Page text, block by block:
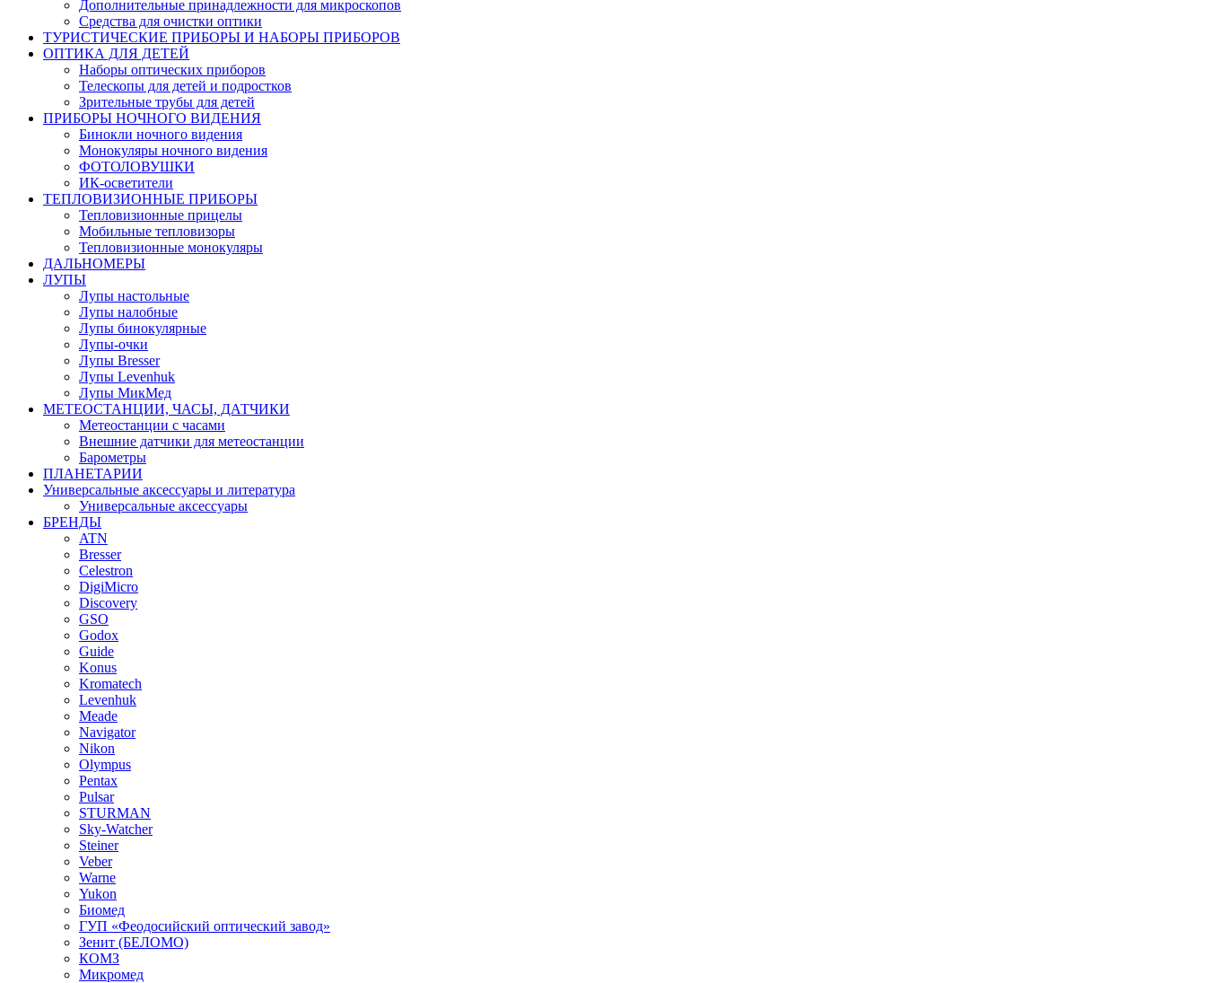
Дополнительные принадлежности для микроскопов
Средства для очистки оптики
ТУРИСТИЧЕСКИЕ ПРИБОРЫ И НАБОРЫ ПРИБОРОВ
ОПТИКА ДЛЯ ДЕТЕЙ
Наборы оптических приборов
Телескопы для детей и подростков
Зрительные трубы для детей
ПРИБОРЫ НОЧНОГО ВИДЕНИЯ
Бинокли ночного видения
Монокуляры ночного видения
ФОТОЛОВУШКИ
ИК-осветители
ТЕПЛОВИЗИОННЫЕ ПРИБОРЫ
Тепловизионные прицелы
Мобильные тепловизоры
Тепловизионные монокуляры
ДАЛЬНОМЕРЫ
ЛУПЫ
Лупы настольные
Лупы налобные
Лупы бинокулярные
Лупы-очки
Лупы Bresser
Лупы Levenhuk
Лупы МикМед
МЕТЕОСТАНЦИИ, ЧАСЫ, ДАТЧИКИ
Метеостанции с часами
Внешние датчики для метеостанции
Барометры
ПЛАНЕТАРИИ
Универсальные аксессуары и литература
Универсальные аксессуары
БРЕНДЫ
ATN
Bresser
Celestron
DigiMicro
Discovery
GSO
Godox
Guide
Konus
Kromatech
Levenhuk
Meade
Navigator
Nikon
Olympus
Pentax
Pulsar
STURMAN
Sky-Watcher
Steiner
Veber
Warne
Yukon
Биомед
ГУП «Феодосийский оптический завод»
Зенит (БЕЛОМО)
КОМЗ
Микромед